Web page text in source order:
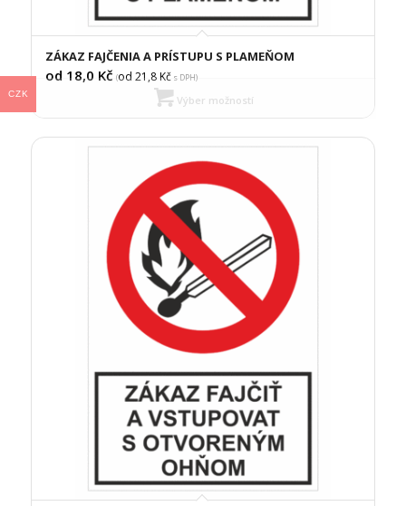
ZÁKAZ FAJČENIA A PRÍSTUPU S PLAMEŇOM
od 18,0 Kč (od 21,8Kčs DPH)
Výber možností
CZK